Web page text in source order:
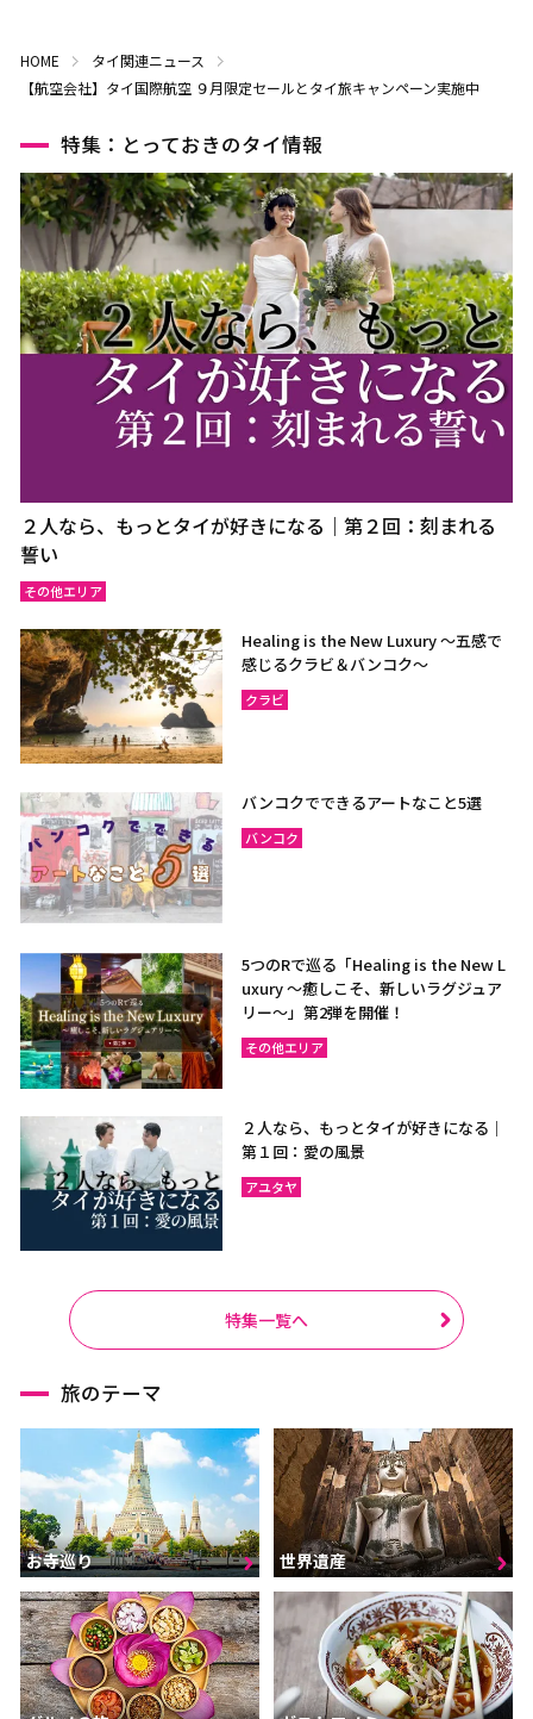
HOME
タイ関連ニュース
【航空会社】タイ国際航空 ９月限定セールとタイ旅キャンペーン実施中
特集：とっておきのタイ情報
２人なら、もっとタイが好きになる｜第２回：刻まれる
誓い
その他エリア
Healing is the New Luxury ～五感で
感じるクラビ＆バンコク～
クラビ
バンコクでできるアートなこと5選
バンコク
5つのRで巡る「Healing is the New L
uxury ～癒しこそ、新しいラグジュア
リー〜」第2弾を開催！
その他エリア
２人なら、もっとタイが好きになる｜
第１回：愛の風景
アユタヤ
特集一覧へ
旅のテーマ
お寺巡り 世界遺産